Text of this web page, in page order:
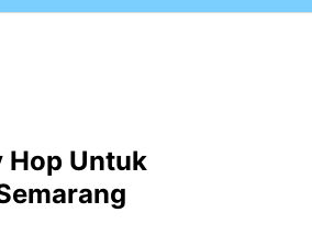
Hop Untuk